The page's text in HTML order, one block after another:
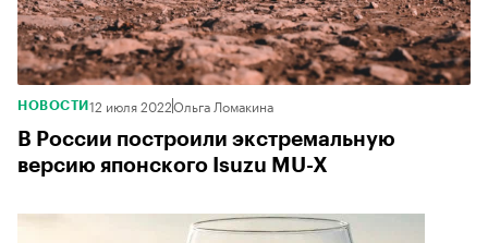
НОВОСТИ 12 июля 2022Ольга Ломакина
В России построили экстремальную
версию японского Isuzu MU-X